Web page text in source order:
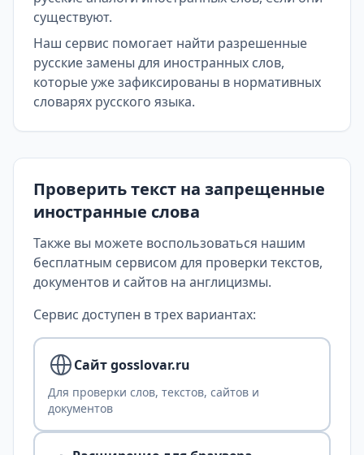
существуют.
Наш сервис помогает найти разрешенные
русские замены для иностранных слов,
которые уже зафиксированы в нормативных
словарях русского языка.
Проверить текст на запрещенные
иностранные слова
Также вы можете воспользоваться нашим
бесплатным сервисом для проверки текстов,
документов и сайтов на англицизмы.
Сервис доступен в трех вариантах:
Сайт gosslovar.ru
Для проверки слов, текстов, сайтов и
документов